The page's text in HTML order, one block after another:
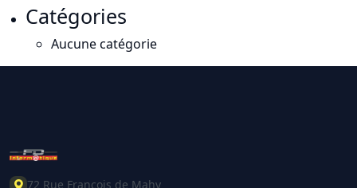
Catégories
Aucune catégorie
72 Rue François de Mahy